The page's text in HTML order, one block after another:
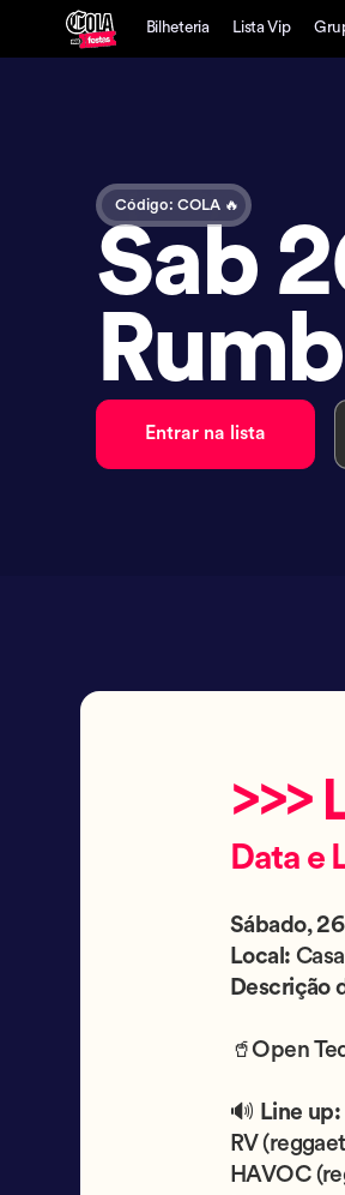
Bilheteria Lista Vip
Código: COLA 🔥
Sab
Entrar na lista
>>>
Data e
Sábado,
Local:
Descrição
🥤Open
🔊 Line up:
RV
HAVOC